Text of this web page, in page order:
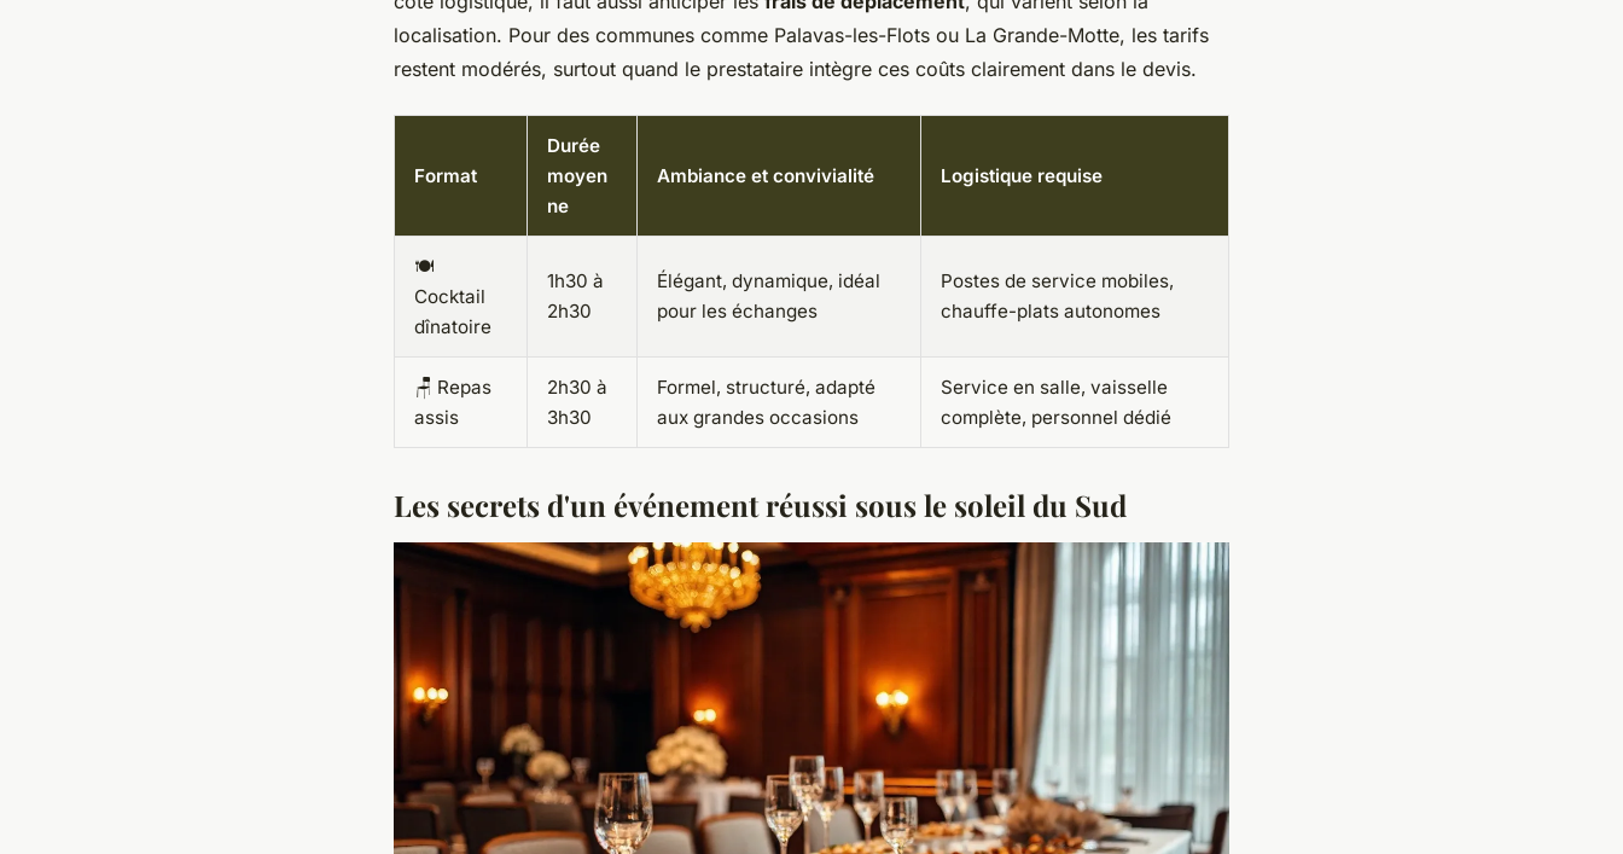
localisation. Pour des communes comme Palavas-les-Flots ou La Grande-Motte, les tarifs
restent modérés, surtout quand le prestataire intègre ces coûts clairement dans le devis.
Format
Durée
moyen
ne
Ambiance et convivialité Logistique requise
🍽️
Cocktail
dînatoire
1h30 à
2h30
Élégant, dynamique, idéal
pour les échanges
Postes de service mobiles,
chauffe-plats autonomes
🪑 Repas
assis
2h30 à
3h30
Formel, structuré, adapté
aux grandes occasions
Service en salle, vaisselle
complète, personnel dédié
Les secrets d'un événement réussi sous le soleil du Sud